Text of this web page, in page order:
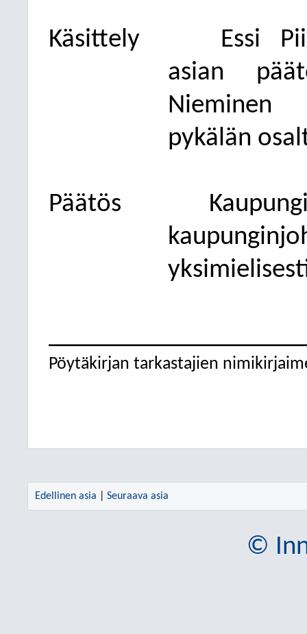
Käsittely
Essi
asian
Nieminen
pykälän
Päätös
Pöytäkirjan tarkastajien
Edellinen asia Seuraava asia
©